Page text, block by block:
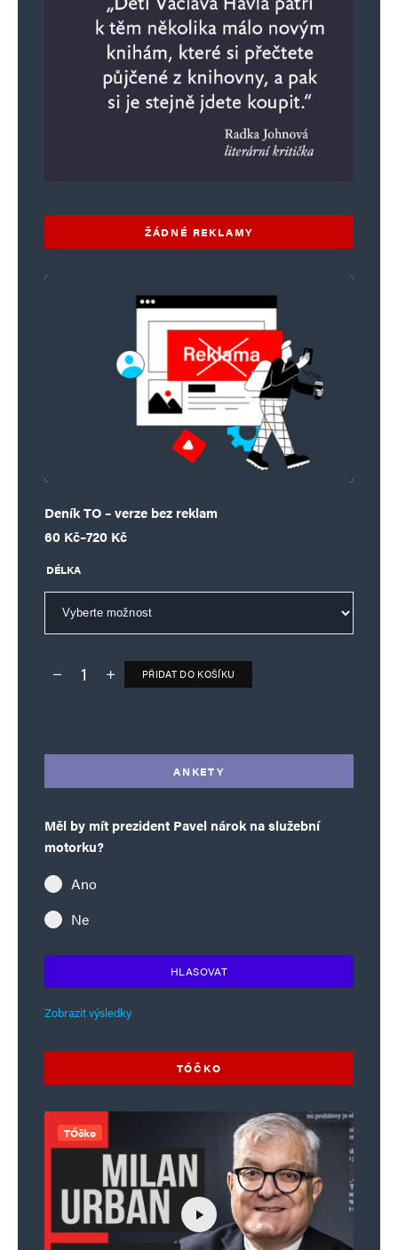
ŽÁDNÉ REKLAMY
Deník TO – verze bez reklam
60 Kč–720 Kč
Rozpětí cen: 60 Kč až 720 Kč
DÉLKA
Deník TO – verze bez reklam množství
PŘIDAT DO KOŠÍKU
ANKETY
Měl by mít prezident Pavel nárok na služební
motorku?
Ano
Ne
HLASOVAT
Zobrazit výsledky
TÓČKO
TÓčko